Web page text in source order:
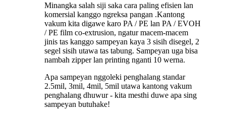
Minangka salah siji saka cara paling efisien lan
komersial kanggo ngreksa pangan .Kantong
vakum kita digawe karo PA / PE lan PA / EVOH
/ PE film co-extrusion, ngatur macem-macem
jinis tas kanggo sampeyan kaya 3 sisih disegel, 2
segel sisih utawa tas tabung. Sampeyan uga bisa
nambah zipper lan printing nganti 10 werna.
Apa sampeyan nggoleki penghalang standar
2.5mil, 3mil, 4mil, 5mil utawa kantong vakum
penghalang dhuwur - kita mesthi duwe apa sing
sampeyan butuhake!